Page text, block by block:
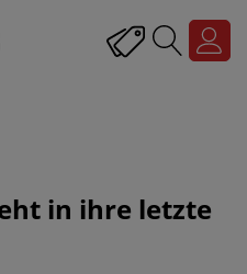
in ihre letzte